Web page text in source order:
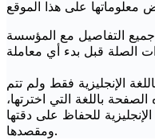
التفاصيل مع المؤسسة
الإنجليزية فقط ولم تتم
باللغة التي اخترتها،
الإنجليزية للحفاظ على دقتها
ومقصدها.